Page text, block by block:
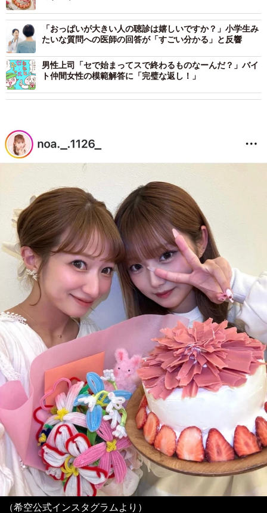
「おっぱいが大きい人の聴診は嬉しいですか？」小学生み
たいな質問への医師の回答が「すごい分かる」と反響
男性上司「セで始まってスで終わるものなーんだ？」バイ
ト仲間女性の模範解答に「完璧な返し！」
（希空公式インスタグラムより）